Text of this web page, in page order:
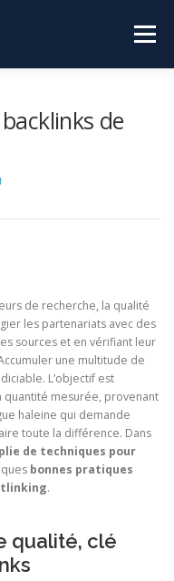
Menu
de
de recherche, la qualité
les partenariats avec des
sources et en vérifiant leur
une multitude de
L’objectif est
quantité mesurée, provenant
haleine qui demande
toute la différence. Dans
de techniques pour
bonnes pratiques
.
qualité, clé